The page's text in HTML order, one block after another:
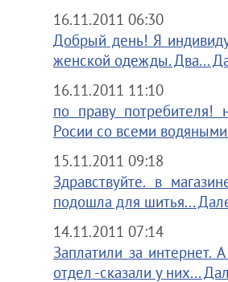
16.11.2011 06:30
Добрый день! Я
женской одежды. Два...
16.11.2011 11:10
по праву потребителя!
Росии со всеми
15.11.2011 09:18
Здравствуйте. в
подошла для шитья...
14.11.2011 07:14
Заплатили за интернет.
отдел -сказали у них...